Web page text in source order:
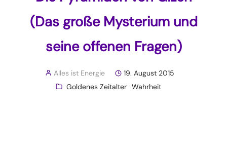
(Das große Mysterium und
seine offenen Fragen)
Alles ist Energie
19. August 2015
Goldenes Zeitalter Wahrheit